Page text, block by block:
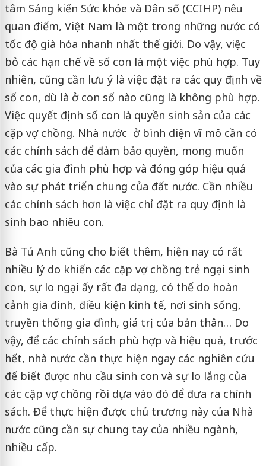
tâm Sáng kiến Sức khỏe và Dân số (CCIHP) nêu
quan điểm, Việt Nam là một trong những nước có
tốc độ già hóa nhanh nhất thế giới. Do vậy, việc
bỏ các hạn chế về số con là một việc phù hợp. Tuy
nhiên, cũng cần lưu ý là việc đặt ra các quy định về
số con, dù là ở con số nào cũng là không phù hợp.
Việc quyết định số con là quyền sinh sản của các
cặp vợ chồng. Nhà nước ở bình diện vĩ mô cần có
các chính sách để đảm bảo quyền, mong muốn
của các gia đình phù hợp và đóng góp hiệu quả
vào sự phát triển chung của đất nước. Cần nhiều
các chính sách hơn là việc chỉ đặt ra quy định là
sinh bao nhiêu con.
Bà Tú Anh cũng cho biết thêm, hiện nay có rất
nhiều lý do khiến các cặp vợ chồng trẻ ngại sinh
con, sự lo ngại ấy rất đa dạng, có thể do hoàn
cảnh gia đình, điều kiện kinh tế, nơi sinh sống,
truyền thống gia đình, giá trị của bản thân… Do
vậy, để các chính sách phù hợp và hiệu quả, trước
hết, nhà nước cần thực hiện ngay các nghiên cứu
để biết được nhu cầu sinh con và sự lo lắng của
các cặp vợ chồng rồi dựa vào đó để đưa ra chính
sách. Để thực hiện được chủ trương này của Nhà
nước cũng cần sự chung tay của nhiều ngành,
nhiều cấp.